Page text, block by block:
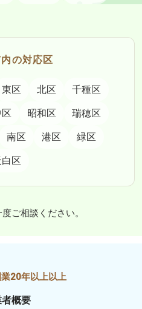
の対応区
東区 北区 千種区
昭和区 瑞穂区
南区 港区 緑区
白区
ご相談ください。
概要